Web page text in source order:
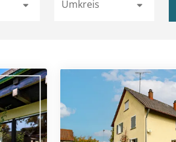
Umkreis